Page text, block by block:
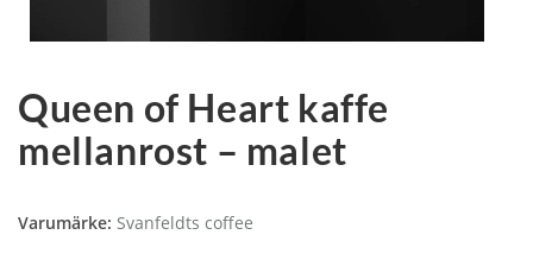
Queen of Heart kaffe
mellanrost – malet
Varumärke: Svanfeldts coffee